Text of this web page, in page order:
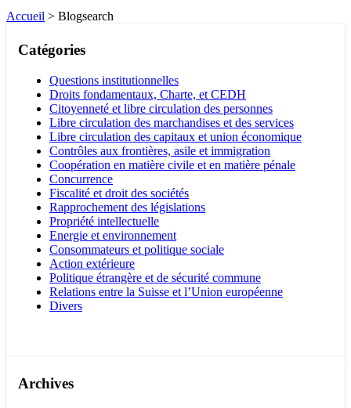
Accueil > Blogsearch
Catégories
Questions institutionnelles
Droits fondamentaux, Charte, et CEDH
Citoyenneté et libre circulation des personnes
Libre circulation des marchandises et des services
Libre circulation des capitaux et union économique
Contrôles aux frontières, asile et immigration
Coopération en matière civile et en matière pénale
Concurrence
Fiscalité et droit des sociétés
Rapprochement des législations
Propriété intellectuelle
Energie et environnement
Consommateurs et politique sociale
Action extérieure
Politique étrangère et de sécurité commune
Relations entre la Suisse et l’Union européenne
Divers
Archives